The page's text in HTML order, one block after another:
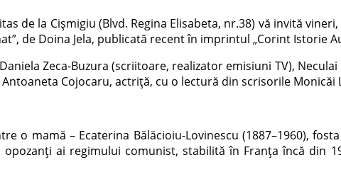
de la Cișmigiu (Blvd. Regina Elisabeta, nr.38) vă invită
de Doina Jela, publicată recent în imprintul „Corint Istorie
Zeca-Buzura (scriitoare, realizator emisiuni TV),
Cojocaru, actriță, cu o lectură din scrisorile
o mamă – Ecaterina Bălăcioiu-Lovinescu (1887–1960),
ai regimului comunist, stabilită în Franța încă din